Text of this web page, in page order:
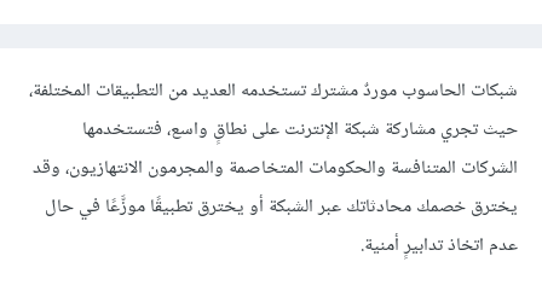
شبكات الحاسوب موردٌ مشترك تستخدمه العديد من التطبيقات المختلفة،
حيث تجري مشاركة شبكة الإنترنت على نطاقٍ واسع، فتستخدمها
الشركات المتنافسة والحكومات المتخاصمة والمجرمون الانتهازيون، وقد
يخترق خصمك محادثاتك عبر الشبكة أو يخترق تطبيقًا موزَّعًا في حال
عدم اتخاذ تدابيرٍ أمنية.